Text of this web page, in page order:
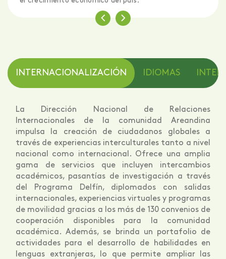
INTERNACIONALIZACIÓN IDIOMAS
La Dirección Nacional de Relaciones
Internacionales de la comunidad Areandina
impulsa la creación de ciudadanos globales a
través de experiencias interculturales tanto a nivel
nacional como internacional. Ofrece una amplia
gama de servicios que incluyen intercambios
académicos, pasantías de investigación a través
del Programa Delfín, diplomados con salidas
internacionales, experiencias virtuales y programas
de movilidad gracias a los más de 130 convenios de
cooperación disponibles para la comunidad
académica. Además, se brinda un portafolio de
actividades para el desarrollo de habilidades en
lenguas extranjeras, lo que permite ampliar las